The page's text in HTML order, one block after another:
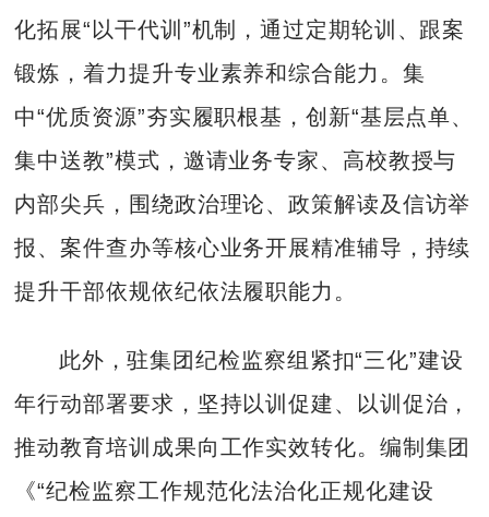
化拓展“以干代训”机制，通过定期轮训、跟案
锻炼，着力提升专业素养和综合能力。集
中“优质资源”夯实履职根基，创新“基层点单、
集中送教”模式，邀请业务专家、高校教授与
内部尖兵，围绕政治理论、政策解读及信访举
报、案件查办等核心业务开展精准辅导，持续
提升干部依规依纪依法履职能力。
此外，驻集团纪检监察组紧扣“三化”建设
年行动部署要求，坚持以训促建、以训促治，
推动教育培训成果向工作实效转化。编制集团
《“纪检监察工作规范化法治化正规化建设